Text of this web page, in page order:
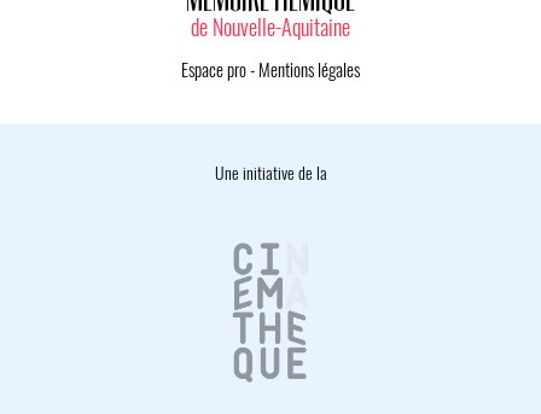
de Nouvelle-Aquitaine
Espace pro- Mentions légales
Une initiative de la